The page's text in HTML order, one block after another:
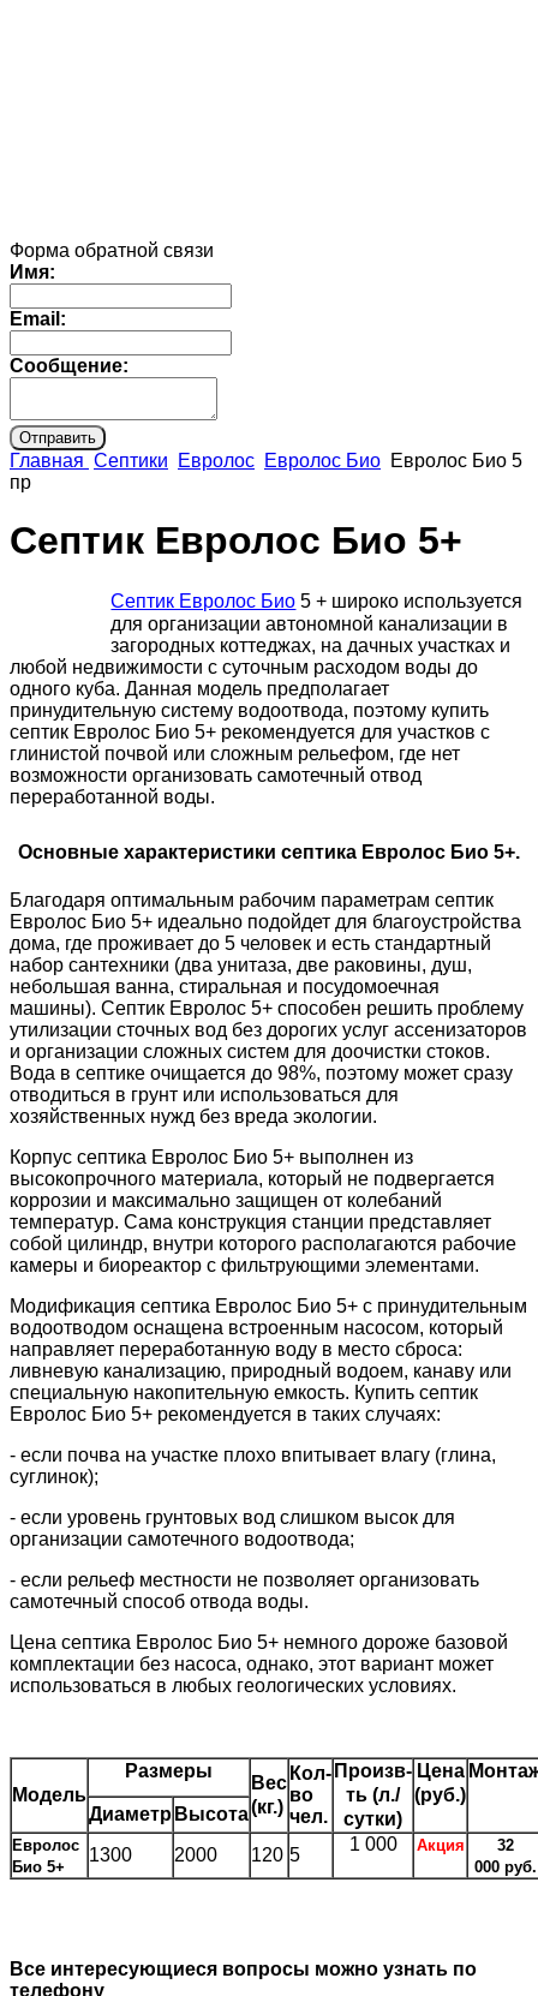
Форма обратной связи
Имя:
Email:
Сообщение:
Главная Септики Евролос Евролос Био Евролос Био 5
пр
Септик Евролос Био 5+
Септик Евролос Био 5 + широко используется
для организации автономной канализации в
загородных коттеджах, на дачных участках и
любой недвижимости с суточным расходом воды до
одного куба. Данная модель предполагает
принудительную систему водоотвода, поэтому купить
септик Евролос Био 5+ рекомендуется для участков с
глинистой почвой или сложным рельефом, где нет
возможности организовать самотечный отвод
переработанной воды.
Основные характеристики септика Евролос Био 5+.
Благодаря оптимальным рабочим параметрам септик
Евролос Био 5+ идеально подойдет для благоустройства
дома, где проживает до 5 человек и есть стандартный
набор сантехники (два унитаза, две раковины, душ,
небольшая ванна, стиральная и посудомоечная
машины). Септик Евролос 5+ способен решить проблему
утилизации сточных вод без дорогих услуг ассенизаторов
и организации сложных систем для доочистки стоков.
Вода в септике очищается до 98%, поэтому может сразу
отводиться в грунт или использоваться для
хозяйственных нужд без вреда экологии.
Корпус септика Евролос Био 5+ выполнен из
высокопрочного материала, который не подвергается
коррозии и максимально защищен от колебаний
температур. Сама конструкция станции представляет
собой цилиндр, внутри которого располагаются рабочие
камеры и биореактор с фильтрующими элементами.
Модификация септика Евролос Био 5+ с принудительным
водоотводом оснащена встроенным насосом, который
направляет переработанную воду в место сброса:
ливневую канализацию, природный водоем, канаву или
специальную накопительную емкость. Купить септик
Евролос Био 5+ рекомендуется в таких случаях:
- если почва на участке плохо впитывает влагу (глина,
суглинок);
- если уровень грунтовых вод слишком высок для
организации самотечного водоотвода;
- если рельеф местности не позволяет организовать
самотечный способ отвода воды.
Цена септика Евролос Био 5+ немного дороже базовой
комплектации без насоса, однако, этот вариант может
использоваться в любых геологических условиях.
Модель
Размеры
Вес
(кг.)
Кол-
во
чел.
Произв-
ть (л./
сутки)
Цена
(руб.)
Диаметр Высота
Евролос
Био 5+
1300 2000 120 5
1 000 Акция
32
000 руб.
Все интересующиеся вопросы можно узнать по
телефону